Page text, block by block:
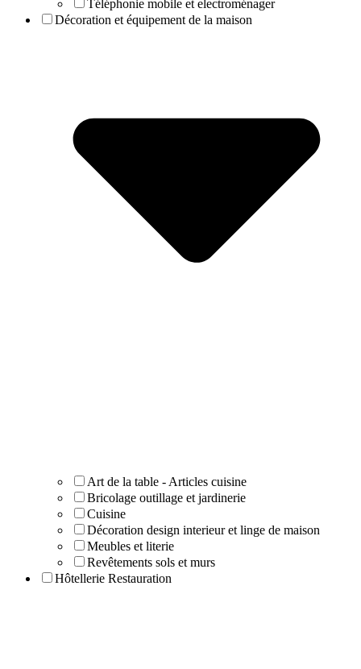
Téléphonie mobile et electroménager
Décoration et équipement de la maison
Art de la table - Articles cuisine
Bricolage outillage et jardinerie
Cuisine
Décoration design interieur et linge de maison
Meubles et literie
Revêtements sols et murs
Hôtellerie Restauration